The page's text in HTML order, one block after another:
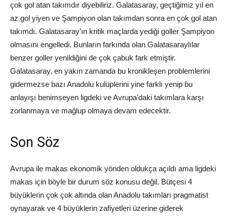
çok gol atan takımdır diyebiliriz. Galatasaray, geçtiğimiz yıl en
az gol yiyen ve Şampiyon olan takımdan sonra en çok gol atan
takımdı. Galatasaray’ın kritik maçlarda yediği goller Şampiyon
olmasını engelledi. Bunların farkında olan Galatasaraylılar
benzer goller yenildiğini de çok çabuk fark etmiştir.
Galatasaray, en yakın zamanda bu kronikleşen problemlerini
gidermezse bazı Anadolu kulüplerini yine farklı yenip bu
anlayışı benimseyen ligdeki ve Avrupa’daki takımlara karşı
zorlanmaya ve mağlup olmaya devam edecektir.
Son Söz
Avrupa ile makas ekonomik yönden oldukça açıldı ama ligdeki
makas için böyle bir durum söz konusu değil. Bütçesi 4
büyüklerin çok çok altında olan Anadolu takımları pragmatist
oynayarak ve 4 büyüklerin zafiyetleri üzerine giderek